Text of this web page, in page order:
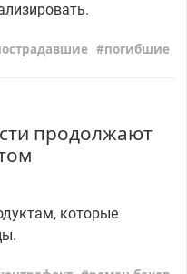
погибшие
продолжают
которые